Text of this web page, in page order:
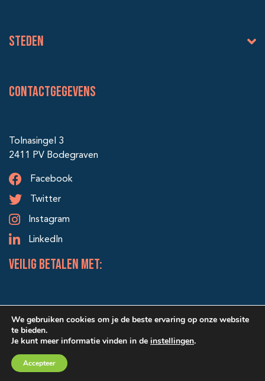
Steden
Contactgegevens
Tolnasingel 3
2411 PV Bodegraven
Facebook
Twitter
Instagram
LinkedIn
veilig betalen met:
© 2026 Alle rechten voorbehouden | Ontwerp & realisatie:
We gebruiken cookies om je de beste ervaring op onze website
te bieden.
Je kunt meer informatie vinden in de instellingen.
Accepteer